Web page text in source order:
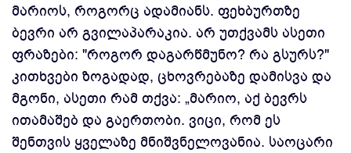
მარიოს, როგორც ადამიანს. ფეხბურთზე
ბევრი არ გვილაპარაკია. არ უთქვამს ასეთი
ფრაზები: "როგორ დაგარწმუნო? რა გსურს?"
კითხვები ზოგადად, ცხოვრებაზე დამისვა და
მგონი, ასეთი რამ თქვა: „მარიო, აქ ბევრს
ითამაშებ და გაერთობი. ვიცი, რომ ეს
შენთვის ყველაზე მნიშვნელოვანია. საოცარი